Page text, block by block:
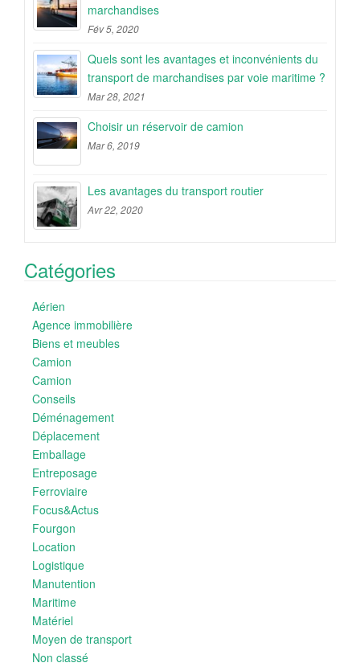
marchandises
Fév 5, 2020
Quels sont les avantages et inconvénients du
transport de marchandises par voie maritime ?
Mar 28, 2021
Choisir un réservoir de camion
Mar 6, 2019
Les avantages du transport routier
Avr 22, 2020
Catégories
Aérien
Agence immobilière
Biens et meubles
Camion
Camion
Conseils
Déménagement
Déplacement
Emballage
Entreposage
Ferroviaire
Focus&Actus
Fourgon
Location
Logistique
Manutention
Maritime
Matériel
Moyen de transport
Non classé